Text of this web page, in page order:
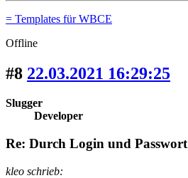
= Templates für WBCE
Offline
#8 22.03.2021 16:29:25
Slugger
Developer
Re: Durch Login und
kleo schrieb: